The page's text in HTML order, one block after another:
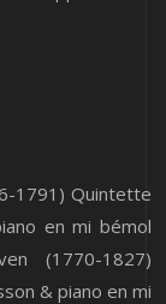
1791) Quintette
en mi bémol
(1770-1827)
& piano en mi